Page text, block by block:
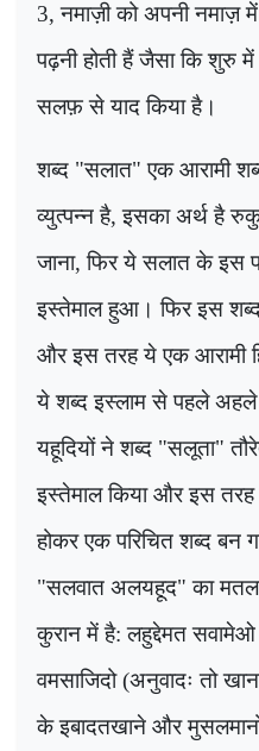
3,नमाज़ी को अपनी नमाज़
पढ़नी होती हैं जैसा कि
सलफ़ से याद किया है।
शब्द "सलात" एक आरामी
व्युत्पन्न है,इसका अर्थ है
जाना,फिर ये सलात के इस
इस्तेमाल हुआ। फिर इस शब्द
और इस तरह ये एक आरामी
ये शब्द इस्लाम से पहले अहले
यहूदियों ने शब्द "सलूता"
इस्तेमाल किया और इस तरह
होकर एक परिचित शब्द बन
"सलवात अलयहूद" का
कुरान में है: लहुद्देमत
वमसाजिदो (अनुवादः तो
के इबादतखाने और